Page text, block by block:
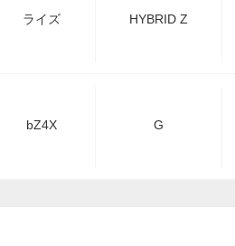
ライズ HYBRID Z
bZ4X G